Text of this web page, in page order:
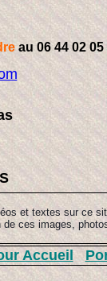
au 06 44 02 05
et textes sur ce
de ces images,
Accueil